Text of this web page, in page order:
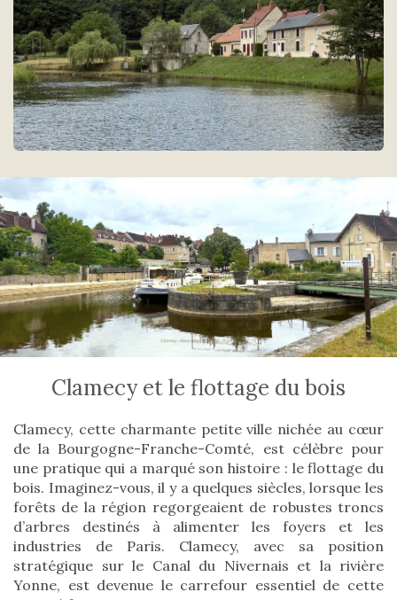
Clamecy et le flottage du bois
Clamecy, cette charmante petite ville nichée au cœur
de la Bourgogne-Franche-Comté, est célèbre pour
une pratique qui a marqué son histoire : le flottage du
bois. Imaginez-vous, il y a quelques siècles, lorsque les
forêts de la région regorgeaient de robustes troncs
d’arbres destinés à alimenter les foyers et les
industries de Paris. Clamecy, avec sa position
stratégique sur le Canal du Nivernais et la rivière
Yonne, est devenue le carrefour essentiel de cette